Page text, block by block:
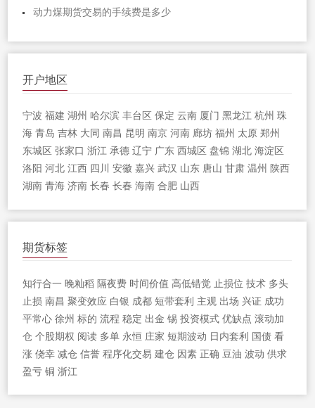
动力煤期货交易的手续费是多少
开户地区
宁波 福建 湖州 哈尔滨 丰台区 保定 云南 厦门 黑龙江 杭州 珠
海 青岛 吉林 大同 南昌 昆明 南京 河南 廊坊 福州 太原 郑州
东城区 张家口 浙江 承德 辽宁 广东 西城区 盘锦 湖北 海淀区
洛阳 河北 江西 四川 安徽 嘉兴 武汉 山东 唐山 甘肃 温州 陕西
湖南 青海 济南 长春 长春 海南 合肥 山西
期货标签
知行合一 晚籼稻 隔夜费 时间价值 高低错觉 止损位 技术 多头
止损 南昌 聚变效应 白银 成都 短带套利 主观 出场 兴证 成功
平常心 徐州 标的 流程 稳定 出金 锡 投资模式 优缺点 滚动加
仓 个股期权 阅读 多单 永恒 庄家 短期波动 日内套利 国债 看
涨 侥幸 减仓 信誉 程序化交易 建仓 因素 正确 豆油 波动 供求
盈亏 铜 浙江